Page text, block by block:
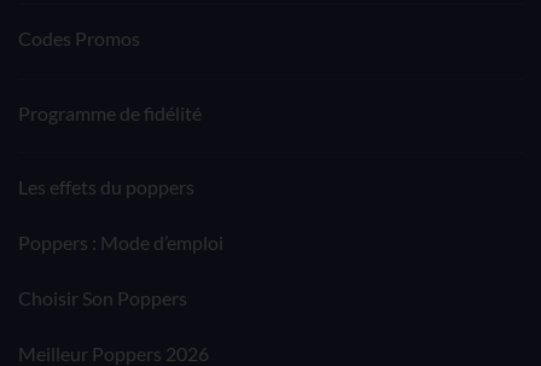
Codes Promos
Programme de fidélité
Les effets du poppers
Poppers : Mode d’emploi
Choisir Son Poppers
Meilleur Poppers 2026